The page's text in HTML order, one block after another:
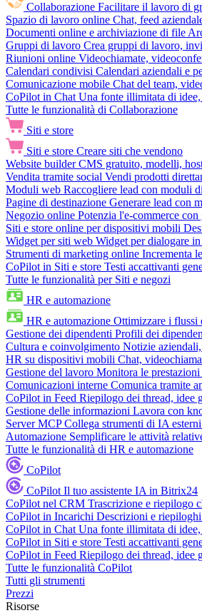
Collaborazione Facilitare il lavoro di
Spazio di lavoro online Chat, feed
Documenti online e archiviazione di file
Gruppi di lavoro Crea gruppi di lavoro,
Riunioni online Videochiamate,
Calendari condivisi Calendari aziendali e
Comunicazione mobile Chat del team,
CoPilot in Chat Una fonte illimitata di
Tutte le funzionalità di Collaborazione
Siti e store
Siti e store Creare siti che vendono
Website builder CMS gratuito, modelli,
Vendita tramite social Vendi prodotti
Moduli web Raccogliere lead con moduli
Pagine di destinazione Generare lead con
Negozio online Potenzia l'e-commerce
Siti e store online per dispositivi mobili
Widget per siti web Widget per dialogare
Strumenti di marketing online Incrementa
CoPilot in Siti e store Testi accattivanti
Tutte le funzionalità per Siti e negozi
HR e automazione
HR e automazione Ottimizzare i flussi
Gestione dei dipendenti Profili dei
Cultura e coinvolgimento Notizie
HR su dispositivi mobili Chat,
Gestione del lavoro Monitora le
Comunicazioni interne Comunica tramite
CoPilot in Feed Riepilogo dei thread, idee
Gestione delle informazioni Lavora con
Server MCP Collega strumenti di IA
Automazione Semplificare le attività
Tutte le funzionalità di HR e automazione
CoPilot
CoPilot Il tuo assistente IA in Bitrix24
CoPilot nel CRM Trascrizione e riepilogo
CoPilot in Incarichi Descrizioni e
CoPilot in Chat Una fonte illimitata di
CoPilot in Siti e store Testi accattivanti
CoPilot in Feed Riepilogo dei thread, idee
Tutte le funzionalità CoPilot
Tutti gli strumenti
Prezzi
Risorse